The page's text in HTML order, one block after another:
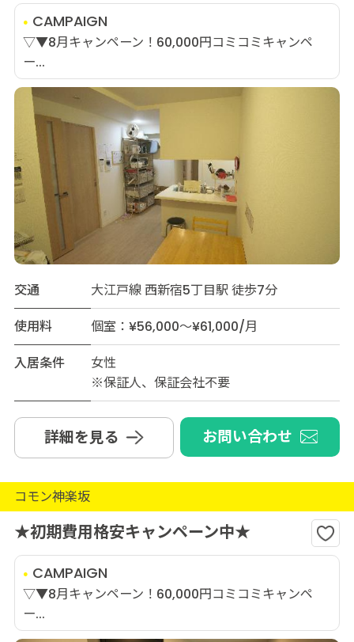
CAMPAIGN
▽▼8月キャンペーン！60,000円コミコミキャンペ
ー...
交通
大江戸線 西新宿5丁目駅 徒歩7分
使用料
個室：¥56,000～¥61,000/月
入居条件
女性
※保証人、保証会社不要
詳細を見る お問い合わせ
コモン神楽坂
★初期費用格安キャンペーン中★
CAMPAIGN
▽▼8月キャンペーン！60,000円コミコミキャンペ
ー...